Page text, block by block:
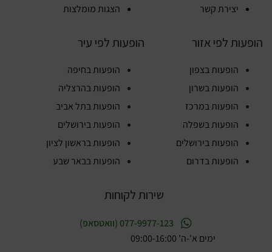
יצירת קשר
הצגות מומלצות
הופעות לפי אזור
הופעות בצפון
הופעות בשרון
הופעות במרכז
הופעות בשפלה
הופעות בירושלים
הופעות בדרום
הופעות לפי עיר
הופעות בחיפה
הופעות בהרצליה
הופעות בתל אביב
הופעות בירושלים
הופעות בראשון לציון
הופעות בבאר שבע
שירות לקוחות
077-9977-123 (וואטסאפ)
ימים א'-ה' 09:00-16:00